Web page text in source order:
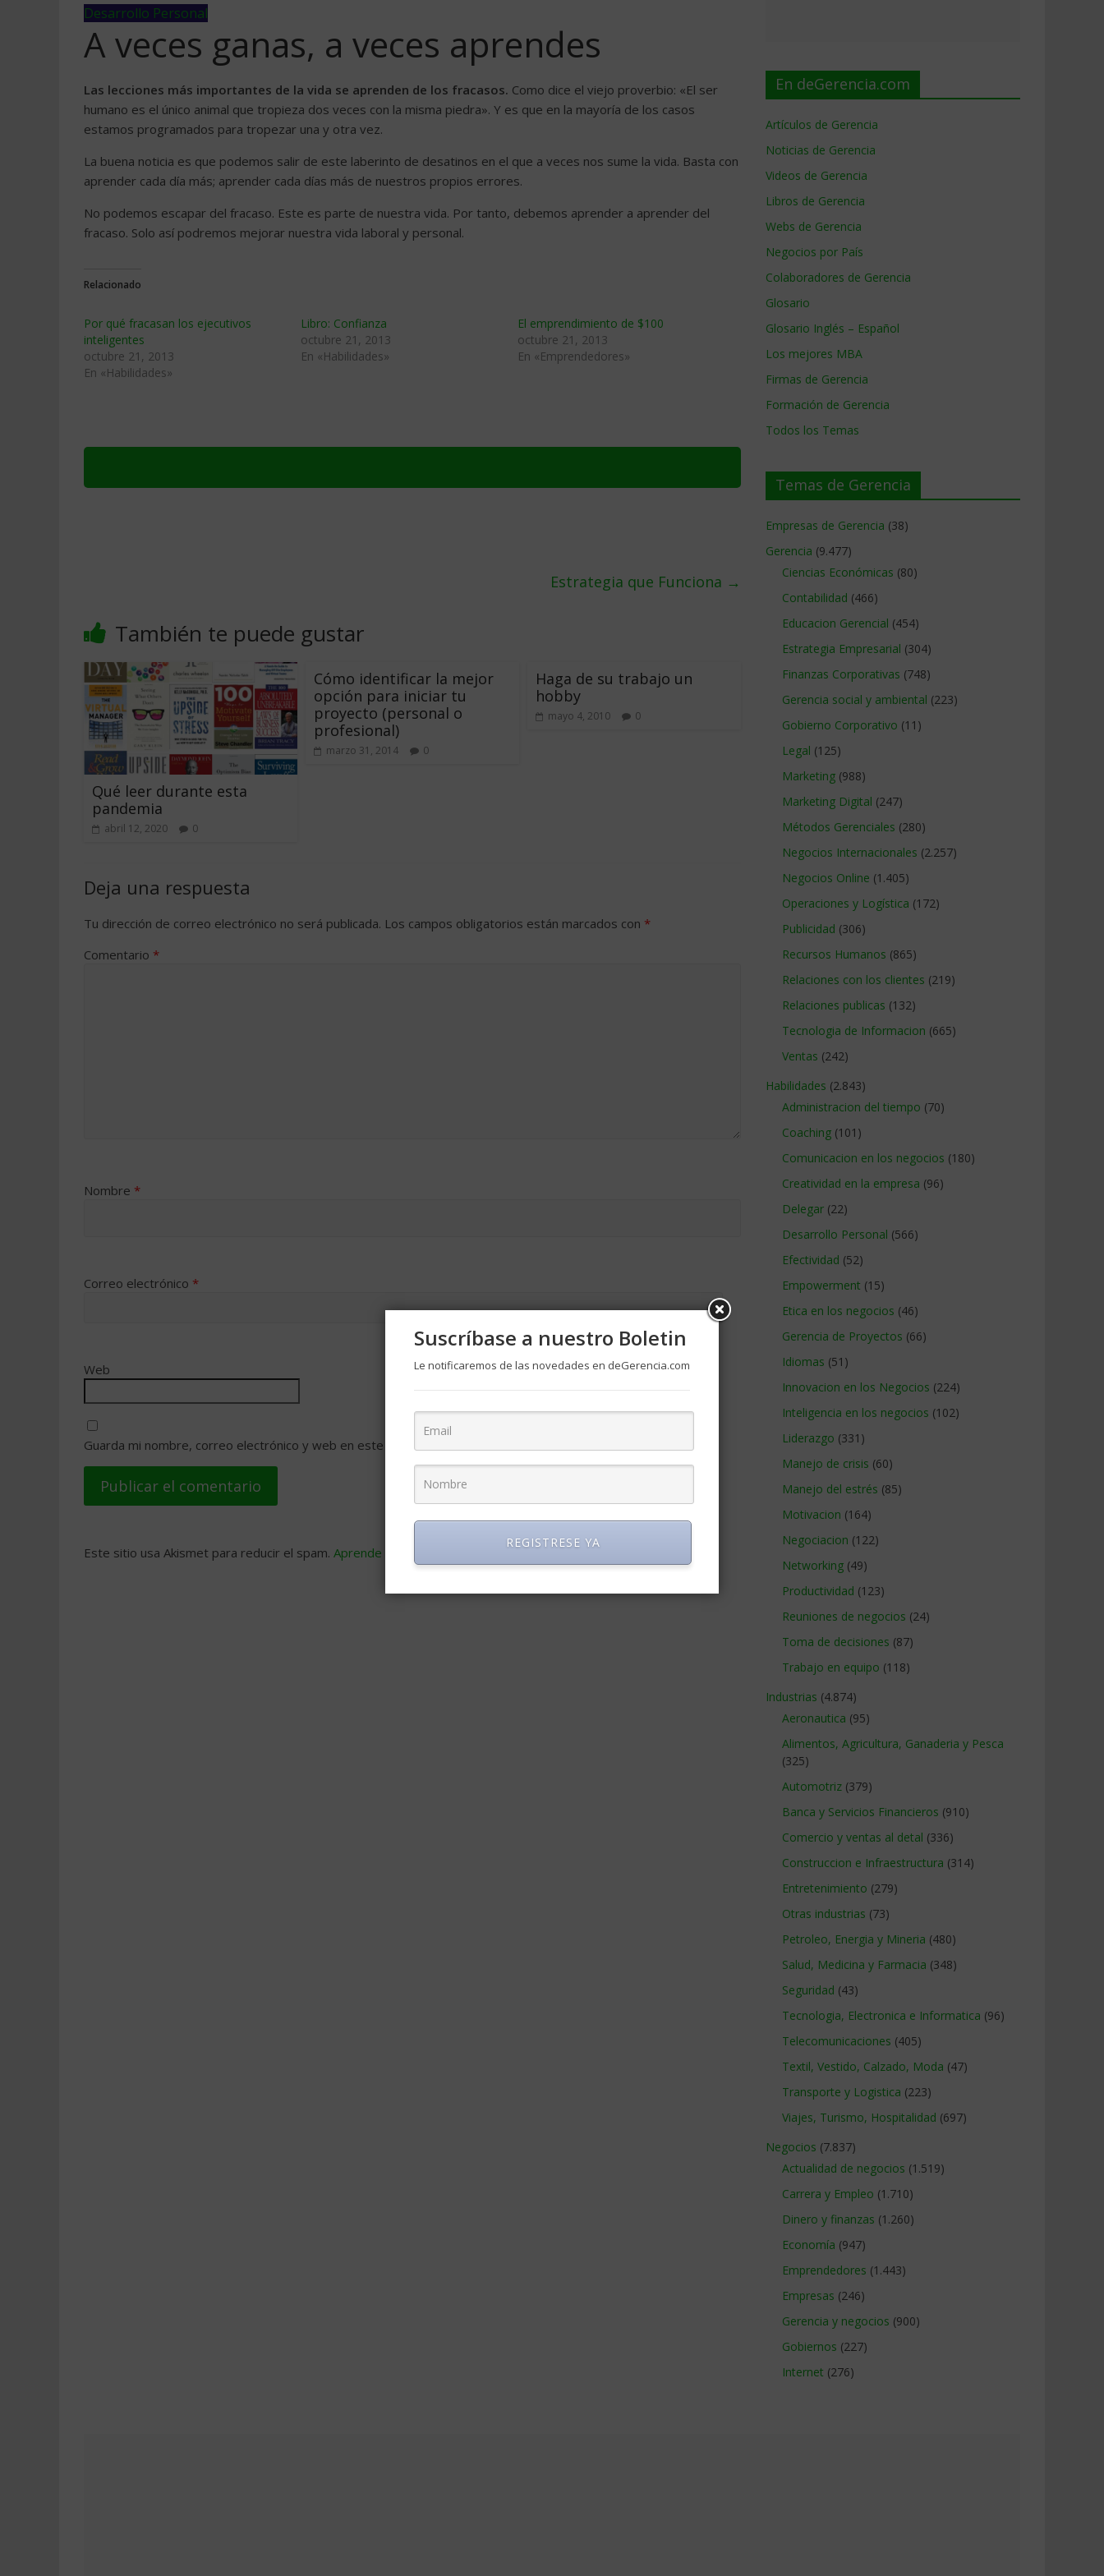
Desarrollo Personal
A veces ganas, a veces aprendes
Las lecciones más importantes de la vida se aprenden de los fracasos. Como dice el viejo proverbio: «El ser
humano es el único animal que tropieza dos veces con la misma piedra». Y es que en la mayoría de los casos
estamos programados para tropezar una y otra vez.
La buena noticia es que podemos salir de este laberinto de desatinos en el que a veces nos sume la vida. Basta con
aprender cada día más; aprender cada días más de nuestros propios errores.
No podemos escapar del fracaso. Este es parte de nuestra vida. Por tanto, debemos aprender a aprender del
fracaso. Solo así podremos mejorar nuestra vida laboral y personal.
Relacionado
Por qué fracasan los ejecutivos
inteligentes
octubre 21, 2013
En «Habilidades»
Libro: Confianza
octubre 21, 2013
En «Habilidades»
El emprendimiento de $100
octubre 21, 2013
En «Emprendedores»
Estrategia que Funciona →
También te puede gustar
Qué leer durante esta
pandemia
abril 12, 2020 0
Cómo identificar la mejor
opción para iniciar tu
proyecto (personal o
profesional)
marzo 31, 2014 0
Haga de su trabajo un
hobby
mayo 4, 2010 0
Deja una respuesta
Tu dirección de correo electrónico no será publicada. Los campos obligatorios están marcados con *
Comentario *
Nombre *
Correo electrónico *
Web
Guarda mi nombre, correo electrónico y web en este navegador para la próxima vez que comente.
Este sitio usa Akismet para reducir el spam. Aprende cómo se procesan los datos de tus comentarios
En deGerencia.com
Artículos de Gerencia
Noticias de Gerencia
Videos de Gerencia
Libros de Gerencia
Webs de Gerencia
Negocios por País
Colaboradores de Gerencia
Glosario
Glosario Inglés – Español
Los mejores MBA
Firmas de Gerencia
Formación de Gerencia
Todos los Temas
Temas de Gerencia
Empresas de Gerencia (38)
Gerencia (9.477)
Ciencias Económicas (80)
Contabilidad (466)
Educacion Gerencial (454)
Estrategia Empresarial (304)
Finanzas Corporativas (748)
Gerencia social y ambiental (223)
Gobierno Corporativo (11)
Legal (125)
Marketing (988)
Marketing Digital (247)
Métodos Gerenciales (280)
Negocios Internacionales (2.257)
Negocios Online (1.405)
Operaciones y Logística (172)
Publicidad (306)
Recursos Humanos (865)
Relaciones con los clientes (219)
Relaciones publicas (132)
Tecnologia de Informacion (665)
Ventas (242)
Habilidades (2.843)
Administracion del tiempo (70)
Coaching (101)
Comunicacion en los negocios (180)
Creatividad en la empresa (96)
Delegar (22)
Desarrollo Personal (566)
Efectividad (52)
Empowerment (15)
Etica en los negocios (46)
Gerencia de Proyectos (66)
Idiomas (51)
Innovacion en los Negocios (224)
Inteligencia en los negocios (102)
Liderazgo (331)
Manejo de crisis (60)
Manejo del estrés (85)
Motivacion (164)
Negociacion (122)
Networking (49)
Productividad (123)
Reuniones de negocios (24)
Toma de decisiones (87)
Trabajo en equipo (118)
Industrias (4.874)
Aeronautica (95)
Alimentos, Agricultura, Ganaderia y Pesca
(325)
Automotriz (379)
Banca y Servicios Financieros (910)
Comercio y ventas al detal (336)
Construccion e Infraestructura (314)
Entretenimiento (279)
Otras industrias (73)
Petroleo, Energia y Mineria (480)
Salud, Medicina y Farmacia (348)
Seguridad (43)
Tecnologia, Electronica e Informatica (96)
Telecomunicaciones (405)
Textil, Vestido, Calzado, Moda (47)
Transporte y Logistica (223)
Viajes, Turismo, Hospitalidad (697)
Negocios (7.837)
Actualidad de negocios (1.519)
Carrera y Empleo (1.710)
Dinero y finanzas (1.260)
Economía (947)
Emprendedores (1.443)
Empresas (246)
Gerencia y negocios (900)
Gobiernos (227)
Internet (276)
Suscríbase a nuestro Boletin
Le notificaremos de las novedades en deGerencia.com
REGISTRESE YA